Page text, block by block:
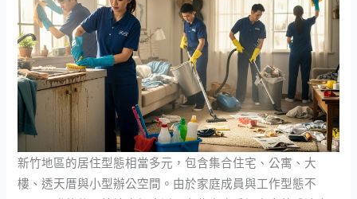
新竹地區的居住型態相當多元，包含集合住宅、公寓、大
樓、透天厝與小型辦公空間。由於家庭成員與工作型態不